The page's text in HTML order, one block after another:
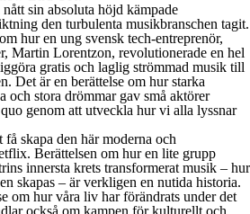
sin absoluta höjd kämpade
den turbulenta musikbranschen tagit.
hur en ung svensk tech-entreprenör,
Martin Lorentzon, revolutionerade en hel
gratis och laglig strömmad musik till
Det är en berättelse om hur starka
och stora drömmar gav små aktörer
genom att utveckla hur vi alla lyssnar
skapa den här moderna och
Berättelsen om hur en lite grupp
innersta krets transformerat musik – hur
skapas – är verkligen en nutida historia.
om hur våra liv har förändrats under det
också om kampen för kulturellt och